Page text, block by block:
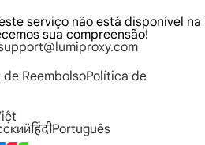
serviço não está disponível na
sua compreensão!
de ReembolsoPolítica de
हिंदीPortuguês